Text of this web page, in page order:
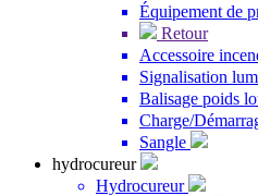
Équipement de
Retour
Accessoire
Signalisation
Balisage poids
Charge/
Sangle
hydrocureur
Hydrocureur